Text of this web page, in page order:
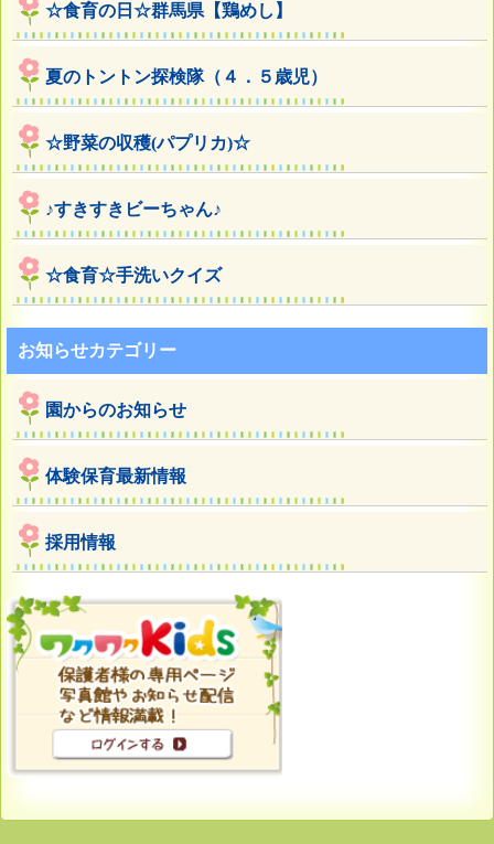
☆食育の日☆群馬県【鶏めし】
夏のトントン探検隊（４．５歳児）
☆野菜の収穫(パプリカ)☆
♪すきすきビーちゃん♪
☆食育☆手洗いクイズ
お知らせカテゴリー
園からのお知らせ
体験保育最新情報
採用情報